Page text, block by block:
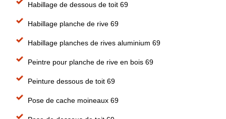
Habillage de dessous de toit 69
Habillage planche de rive 69
Habillage planches de rives aluminium 69
Peintre pour planche de rive en bois 69
Peinture dessous de toit 69
Pose de cache moineaux 69